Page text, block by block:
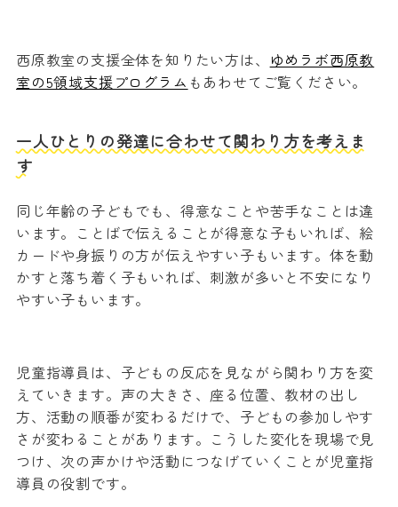
西原教室の支援全体を知りたい方は、 ゆめラボ西原教
室の5領域支援プログラム もあわせてご覧ください。
一人ひとりの発達に合わせて関わり方を考えま
す
同じ年齢の子どもでも、得意なことや苦手なことは違
います。ことばで伝えることが得意な子もいれば、絵
カードや身振りの方が伝えやすい子もいます。体を動
かすと落ち着く子もいれば、刺激が多いと不安になり
やすい子もいます。
児童指導員は、子どもの反応を見ながら関わり方を変
えていきます。声の大きさ、座る位置、教材の出し
方、活動の順番が変わるだけで、子どもの参加しやす
さが変わることがあります。こうした変化を現場で見
つけ、次の声かけや活動につなげていくことが児童指
導員の役割です。